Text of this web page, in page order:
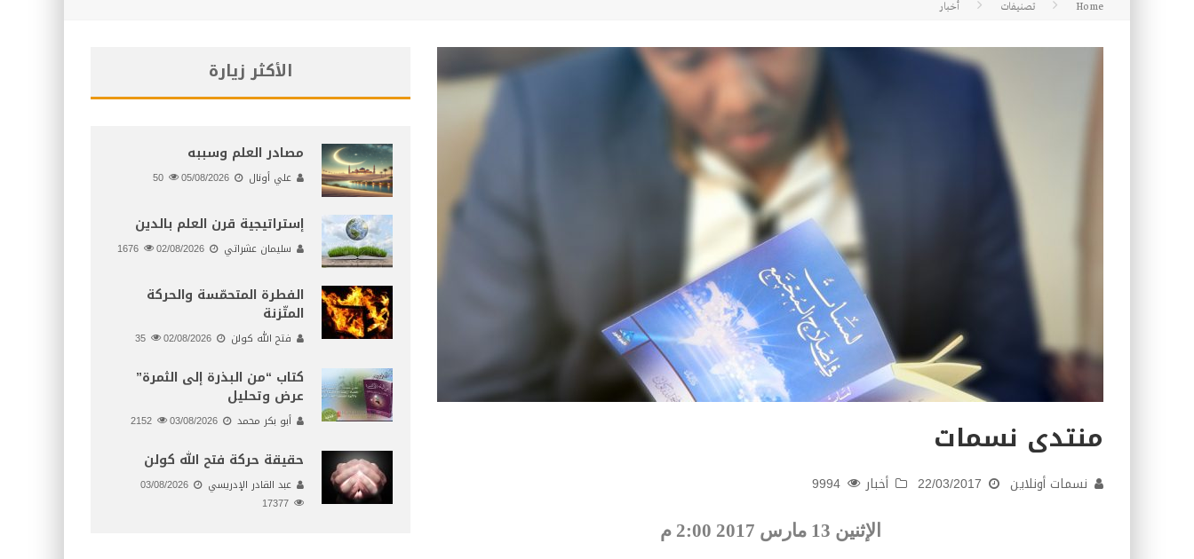
الأستاذ عالما عارفا حكيما
مصادر العلم وسببه
Home تصنيفات أخبار
منتدى نسمات
نسمات أونلاين 22/03/2017 أخبار
الإثنين 13 مارس 2017 2:00 م
الأكثر زيارة
مصادر العلم وسببه
علي أونال 05/08/2026
إستراتيجية قرن العلم بالدين
سليمان عشراتي 02/08/2026
الفطرة المتحمّسة والحركة
المتّزنة
فتح الله كولن 02/08/2026
كتاب “من البذرة إلى الثمرة”
عرض وتحليل
أبو بكر محمد 03/08/2026
حقيقة حركة فتح الله كولن
عبد القادر الإدريسي
03/08/2026